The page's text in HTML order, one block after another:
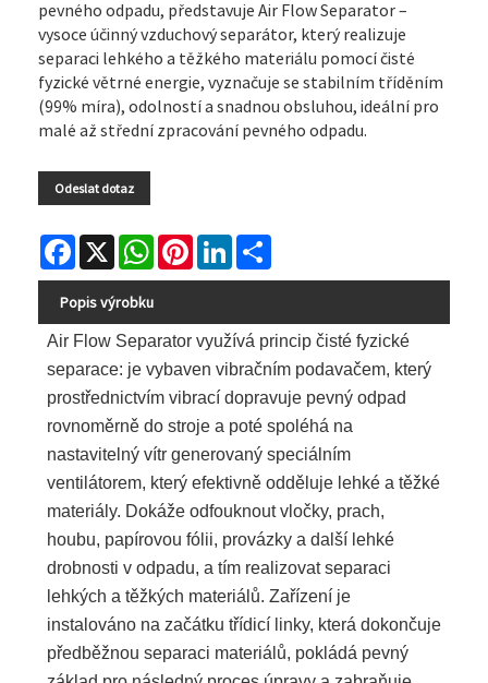
pevného odpadu, představuje Air Flow Separator –
vysoce účinný vzduchový separátor, který realizuje
separaci lehkého a těžkého materiálu pomocí čisté
fyzické větrné energie, vyznačuje se stabilním tříděním
(99% míra), odolností a snadnou obsluhou, ideální pro
malé až střední zpracování pevného odpadu.
Odeslat dotaz
Facebook
X WhatsAppPinterestLinkedIn
Popis výrobku
Air Flow Separator využívá princip čisté fyzické
separace: je vybaven vibračním podavačem, který
prostřednictvím vibrací dopravuje pevný odpad
rovnoměrně do stroje a poté spoléhá na
nastavitelný vítr generovaný speciálním
ventilátorem, který efektivně odděluje lehké a těžké
materiály. Dokáže odfouknout vločky, prach,
houbu, papírovou fólii, provázky a další lehké
drobnosti v odpadu, a tím realizovat separaci
lehkých a těžkých materiálů. Zařízení je
instalováno na začátku třídicí linky, která dokončuje
předběžnou separaci materiálů, pokládá pevný